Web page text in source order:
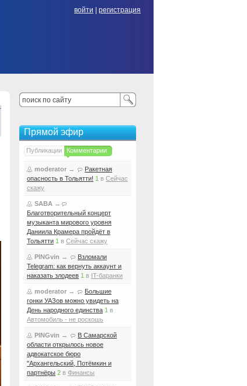
войти регистрация
Прямой эфир
Публикации Комментарии
moderator →
Ракетная
опасность в Тольятти! 1 в Сейчас
скажу
SABA →
Благотворительный концерт
музыканта мирового уровня
Даниила Крамера пройдёт в
Тольятти 1 в Сейчас скажу
PINGvin →
Взломали
Telegram: как вернуть аккаунт и
наказать злодеев 1 в IT-баранки
moderator →
Большие
гонки УАЗов можно увидеть на
День народного единства 1 в
Автомобиль - не роскошь
PINGvin →
В Самарской
области открылось новое
адвокатское бюро
"Архангельский, Потёмкин и
партнёры 2 в Финансы